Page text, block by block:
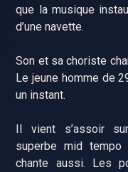
que la musique
d’une navette.
Son et sa choriste
Le jeune homme de
un instant.
Il vient s’assoir
superbe mid tempo
chante aussi. Les